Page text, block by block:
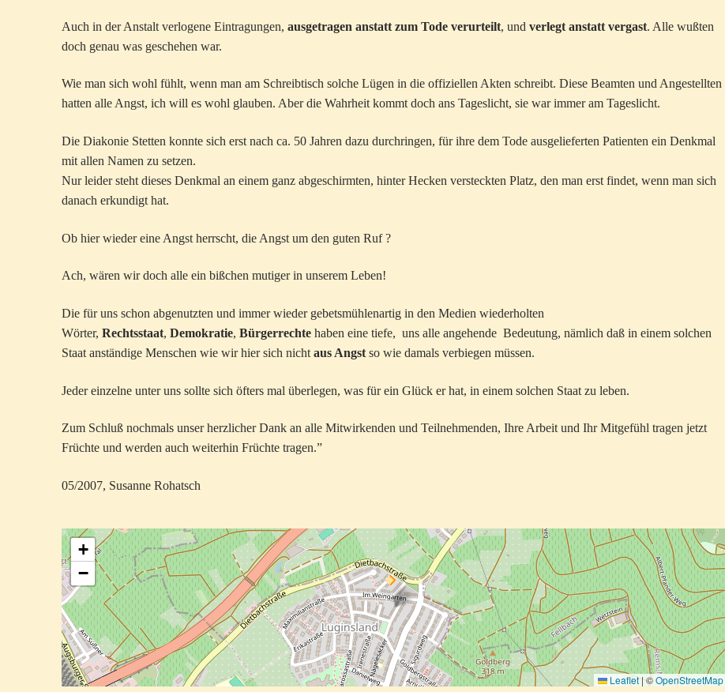
Auch in der Anstalt verlogene Eintragungen, ausgetragen anstatt zum Tode verurteilt, und verlegt anstatt vergast. Alle wußten
doch genau was geschehen war.
Wie man sich wohl fühlt, wenn man am Schreibtisch solche Lügen in die offiziellen Akten schreibt. Diese Beamten und Angestellten
hatten alle Angst, ich will es wohl glauben. Aber die Wahrheit kommt doch ans Tageslicht, sie war immer am Tageslicht.
Die Diakonie Stetten konnte sich erst nach ca. 50 Jahren dazu durchringen, für ihre dem Tode ausgelieferten Patienten ein Denkmal
mit allen Namen zu setzen.
Nur leider steht dieses Denkmal an einem ganz abgeschirmten, hinter Hecken versteckten Platz, den man erst findet, wenn man sich
danach erkundigt hat.
Ob hier wieder eine Angst herrscht, die Angst um den guten Ruf ?
Ach, wären wir doch alle ein bißchen mutiger in unserem Leben!
Die für uns schon abgenutzten und immer wieder gebetsmühlenartig in den Medien wiederholten
Wörter, Rechtsstaat, Demokratie, Bürgerrechte haben eine tiefe, uns alle angehende Bedeutung, nämlich daß in einem solchen
Staat anständige Menschen wie wir hier sich nicht aus Angst so wie damals verbiegen müssen.
Jeder einzelne unter uns sollte sich öfters mal überlegen, was für ein Glück er hat, in einem solchen Staat zu leben.
Zum Schluß nochmals unser herzlicher Dank an alle Mitwirkenden und Teilnehmenden, Ihre Arbeit und Ihr Mitgefühl tragen jetzt
Früchte und werden auch weiterhin Früchte tragen.”
05/2007, Susanne Rohatsch
+
−
Leaflet|©OpenStreetMap